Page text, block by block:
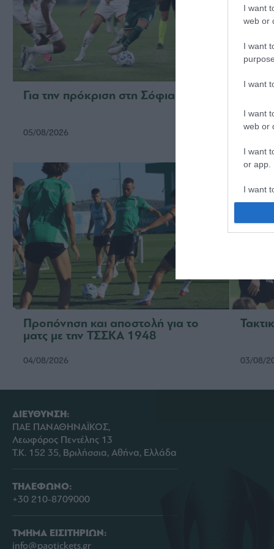
I want
web or
I want
I want
I want
web or
I want
or app.
I want
Για την πρόκριση στη Σόφια
05/08/2026
με
Προπόνηση και αποστολή για το
ματς με την ΤΣΣΚΑ 1948
04/08/2026 03/08/
ΔΙΕΥΘΥΝΣΗ:
ΠΑΕ ΠΑΝΑΘΗΝΑΪΚΟΣ,
Λεωφόρος Πεντέλης 13
Τ.Κ. 152 35, Βριλήσσια, Αθήνα, Ελλάδα
ΤΗΛΕΦΩΝΟ:
+30 210-8709000
ΤΜΗΜΑ ΕΙΣΙΤΗΡΙΩΝ:
info@paotickets.gr